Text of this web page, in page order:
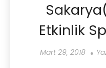
Etkinlik
Mart 29, 2018